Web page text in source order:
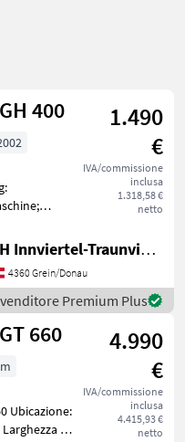
Filtri
400
1.490
€
IVA/commissione
inclusa
1.318,58 €
netto
je Kreisel: 6;
1;
Privatverkauf hydraul
LH Innviertel-Traunviertel-Urfahr
4360 Grein/Donau
Premium Plus
660
4.990
€
IVA/commissione
inclusa
4.415,93 €
netto